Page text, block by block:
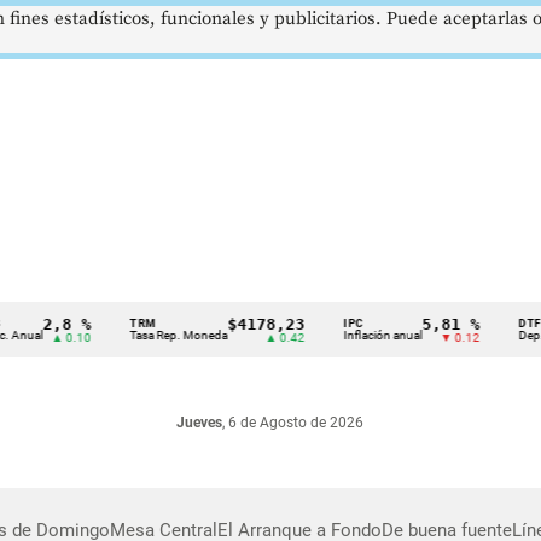
2,8 %
▲ 0.10
TRM
Tasa Rep. Moneda
$4178,23
▲ 0.42 Inflación anual
5,81 %
▼ 0.12 Dep.
Jueves, 6 de Agosto de 2026
de DomingoMesa Central El Arranque a FondoDe buena fuente
estadísticos, funcionales y publicitarios. Puede aceptarlas